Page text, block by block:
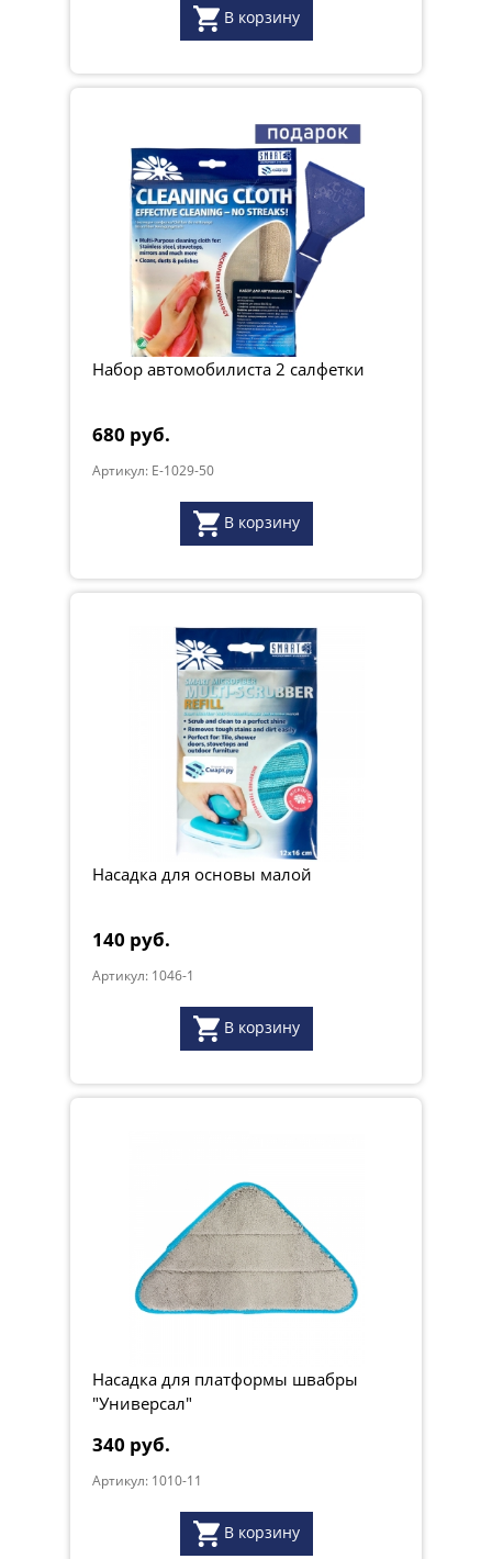
В корзину
Набор автомобилиста 2 салфетки
680 руб.
Артикул: E-1029-50
В корзину
Насадка для основы малой
140 руб.
Артикул: 1046-1
В корзину
Насадка для платформы швабры
"Универсал"
340 руб.
Артикул: 1010-11
В корзину